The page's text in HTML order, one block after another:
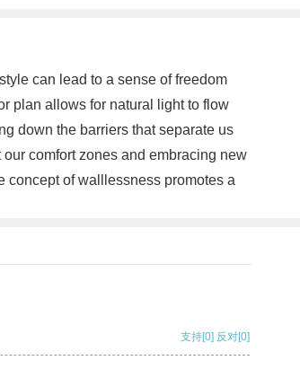
can lead to a sense of freedom
plan allows for natural light to flow
down the barriers that separate us
comfort zones and embracing new
concept of walllessness promotes a
支持[0] 反对[0]